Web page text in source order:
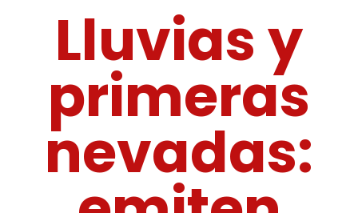
Lluvias y
primeras
nevadas: